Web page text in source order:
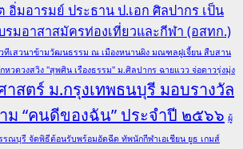
อิ่มอารมย์ ประธาน ป.เอก ศิลปากร เป็น
รมอาสาสมัครท่องเที่ยวและกีฬา (อสทก.)
ทีเสวนาข้ามวัฒนธรรม ณ เมืองหนานผิง มณฑลฝูเจี้ยน สืบสาน
หวดวงสวิง "สุพศิน เรืองธรรม" ม.ศิลปากร ฉายแวว จ่อดาวรุ่งมุ่ง
าสตร์ ม.กรุงเทพธนบุรี มอบรางวัล
ม “คนดีของฉัน” ประจำปี ๒๕๖๖ ผู้
รณบุรี จัดพิธีต้อนรับพร้อมอัดฉีด ทัพนักกีฬาเอเชียน ยูธ เกมส์